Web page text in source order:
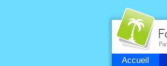
Accueil
Fou de